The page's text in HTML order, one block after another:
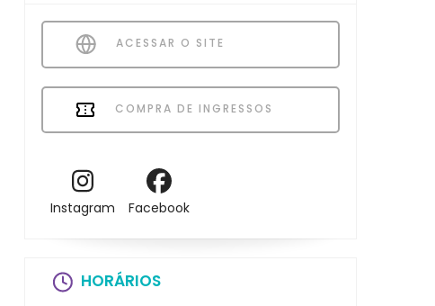
ACESSAR O SITE
COMPRA DE INGRESSOS
Instagram Facebook
HORÁRIOS